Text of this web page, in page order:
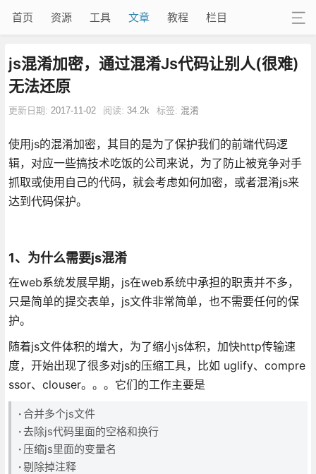
首页 资源 工具 文章 教程 栏目
js混淆加密，通过混淆Js代码让别人(很难)
无法还原
更新日期: 2017-11-02 阅读: 34.2k 标签: 混淆
使用js的混淆加密，其目的是为了保护我们的前端代码逻
辑，对应一些搞技术吃饭的公司来说，为了防止被竞争对手
抓取或使用自己的代码，就会考虑如何加密，或者混淆js来
达到代码保护。
1、为什么需要js混淆
在web系统发展早期，js在web系统中承担的职责并不多，
只是简单的提交表单，js文件非常简单，也不需要任何的保
护。
随着js文件体积的增大，为了缩小js体积，加快http传输速
度，开始出现了很多对js的压缩工具，比如 uglify、compre
ssor、clouser。。。它们的工作主要是
· 合并多个js文件
·去除js代码里面的空格和换行
· 压缩js里面的变量名
·剔除掉注释